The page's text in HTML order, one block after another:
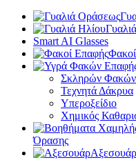
Smart AI Glasses
Σκληρών
Τεχνητά Δάκρυα
Υπεροξείδιο
Χημικός
Όρασης
Αξεσουάρ